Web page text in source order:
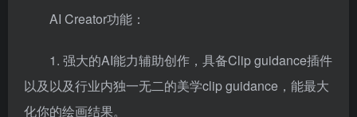
AI Creator功能：
1. 强大的AI能力辅助创作，具备Clip guidance插件
以及以及行业内独一无二的美学clip guidance，能最大
化你的绘画结果。